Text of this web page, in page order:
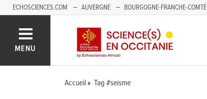
ECHOSCIENCES.COM AUVERGNE BOURGOGNE-FRANCHE-COMTÉ
MENU
Accueil Tag #seisme